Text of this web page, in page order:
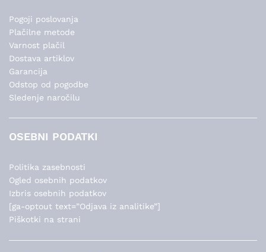
Pogoji poslovanja
Plačilne metode
Varnost plačil
Dostava artiklov
Garancija
Odstop od pogodbe
Sledenje naročilu
OSEBNI PODATKI
Politika zasebnosti
Ogled osebnih podatkov
Izbris osebnih podatkov
[ga-optout text=”Odjava iz analitike”]
Piškotki na strani